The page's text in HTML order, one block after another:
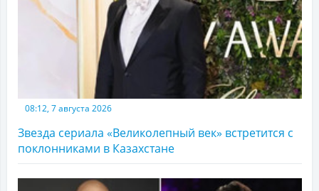
08:12, 7 августа 2026
Звезда сериала «Великолепный век» встретится с
поклонниками в Казахстане